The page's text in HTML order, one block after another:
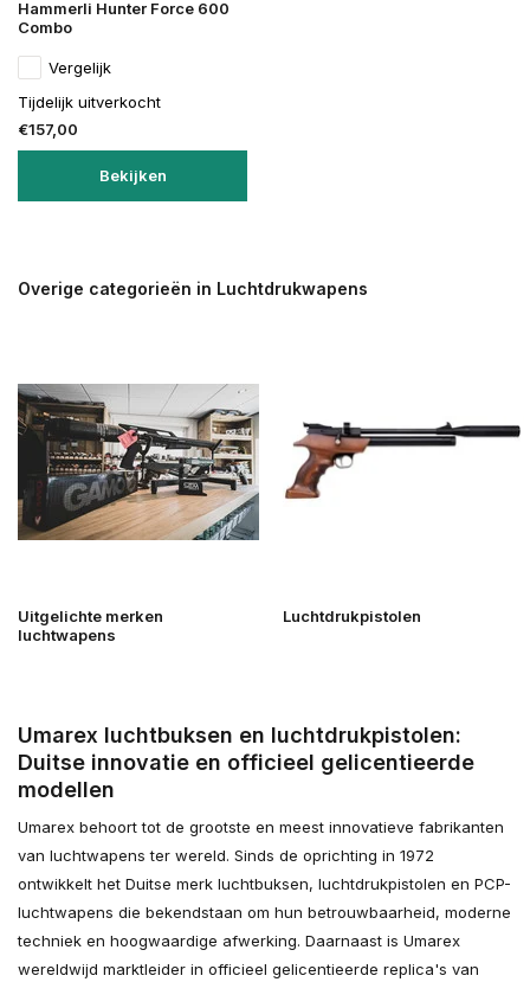
Hammerli Hunter Force 600
Combo
Vergelijk
Tijdelijk uitverkocht
€157,00
Bekijken
Overige categorieën in Luchtdrukwapens
Uitgelichte merken
luchtwapens
Luchtdrukpistolen
Umarex luchtbuksen en luchtdrukpistolen:
Duitse innovatie en officieel gelicentieerde
modellen
Umarex behoort tot de grootste en meest innovatieve fabrikanten
van luchtwapens ter wereld. Sinds de oprichting in 1972
ontwikkelt het Duitse merk luchtbuksen, luchtdrukpistolen en PCP-
luchtwapens die bekendstaan om hun betrouwbaarheid, moderne
techniek en hoogwaardige afwerking. Daarnaast is Umarex
wereldwijd marktleider in officieel gelicentieerde replica's van